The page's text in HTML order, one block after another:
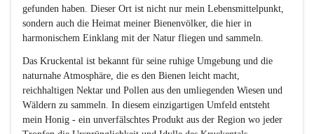
gefunden haben. Dieser Ort ist nicht nur mein Lebensmittelpunkt,
sondern auch die Heimat meiner Bienenvölker, die hier in
harmonischem Einklang mit der Natur fliegen und sammeln.
Das Kruckental ist bekannt für seine ruhige Umgebung und die
naturnahe Atmosphäre, die es den Bienen leicht macht,
reichhaltigen Nektar und Pollen aus den umliegenden Wiesen und
Wäldern zu sammeln. In diesem einzigartigen Umfeld entsteht
mein Honig - ein unverfälschtes Produkt aus der Region wo jeder